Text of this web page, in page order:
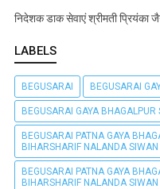
निदेशक डाक सेवाएं श्रीमती प्रियंका
LABELS
BEGUSARAI BEGUSARAI
BEGUSARAI GAYA
BEGUSARAI PATNA GAYA
BIHARSHARIF NALANDA
BEGUSARAI PATNA GAYA
BIHARSHARIF NALANDA